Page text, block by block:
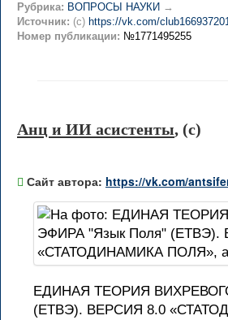
Рубрика: ВОПРОСЫ НАУКИ →
Источник: (c) https://vk.com/
Номер публикации: №1771495255
Анц и ИИ асистенты, (c)
Сайт автора: https://vk.com/
ЕДИНАЯ ТЕОРИЯ
(ЕТВЭ). ВЕРСИЯ 8.0